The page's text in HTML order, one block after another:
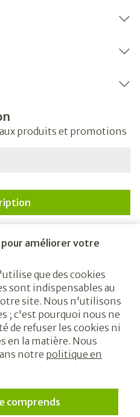
pour améliorer votre
que des cookies
sont indispensables au
site. Nous n'utilisons
; c'est pourquoi nous ne
de refuser les cookies ni
en la matière. Nous
notre politique en
comprends
produits et promotions
de confidentialité